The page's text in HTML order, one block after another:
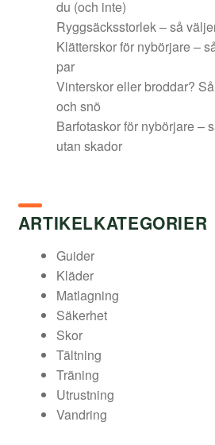
du (och inte)
Ryggsäcksstorlek – så
Klätterskor för nybörjare –
par
Vinterskor eller broddar?
och snö
Barfotaskor för nybörjare –
utan skador
ARTIKELKATEGORIER
Guider
Kläder
Matlagning
Säkerhet
Skor
Tältning
Träning
Utrustning
Vandring